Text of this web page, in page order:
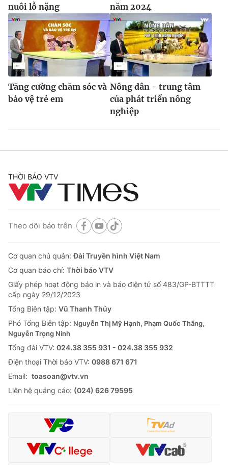
nuôi lỗ nặng
năm 2024
Tăng cường chăm sóc và
bảo vệ trẻ em
Nông dân - trung tâm
của phát triển nông
nghiệp
THỜI BÁO VTV
Theo dõi báo trên
Cơ quan chủ quản:Đài Truyền hình Việt Nam
Cơ quan báo chí: Thời báo VTV
Giấy phép hoạt động báo in và báo điện tử số 483/GP-BTTTT
cấp ngày 29/12/2023
Tổng Biên tập: Vũ Thanh Thủy
Phó Tổng Biên tập: Nguyễn Thị Mỹ Hạnh, Phạm Quốc Thắng,
Nguyễn Trọng Ninh
Tổng đài VTV: 024.38 355 931 - 024.38 355 932
Ðiện thoại Thời báo VTV: 0988 671 671
Email: toasoan@vtv.vn
Liên hệ quảng cáo: (024) 626 79595